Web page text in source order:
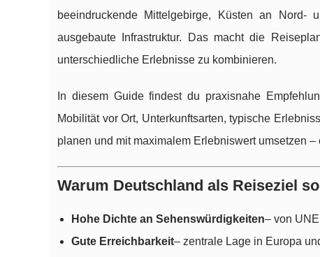
beeindruckende Mittelgebirge, Küsten an Nord-
ausgebaute Infrastruktur. Das macht die
unterschiedliche Erlebnisse zu kombinieren.
In diesem Guide findest du praxisnahe
Mobilität vor Ort, Unterkunftsarten, typische
planen und mit maximalem Erlebniswert umsetzen
Warum Deutschland als Reiseziel
Hohe Dichte an Sehenswürdigkeiten– von
Gute Erreichbarkeit– zentrale Lage in Europa